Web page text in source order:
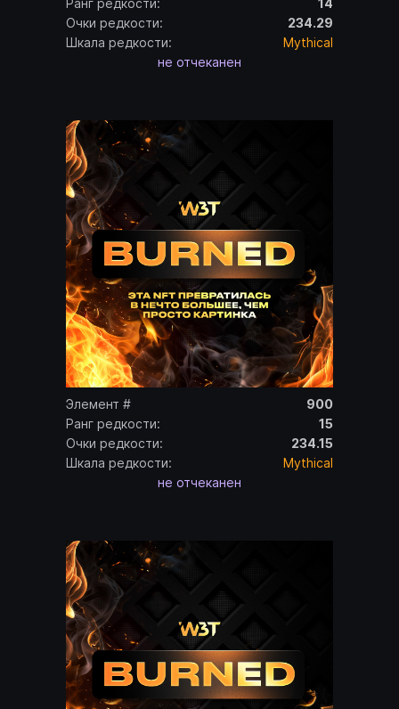
Ранг редкости:
14
Очки редкости:
234.29
Шкала редкости:
Mythical
не отчеканен
Элемент #
900
Ранг редкости:
15
Очки редкости:
234.15
Шкала редкости:
Mythical
не отчеканен